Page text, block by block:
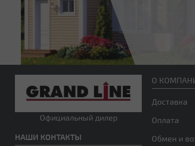
Официальный дилер
НАШИ КОНТАКТЫ
О
Доставка
Оплата
Обмен и